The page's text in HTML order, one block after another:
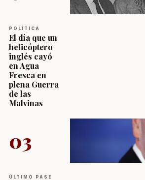
POLÍTICA
El día que un
helicóptero
inglés cayó
en Agua
Fresca en
plena Guerra
de las
Malvinas
03
ÚLTIMO PASE